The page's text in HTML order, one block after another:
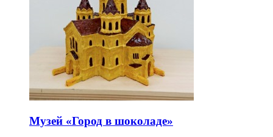
Музей «Город в шоколаде»